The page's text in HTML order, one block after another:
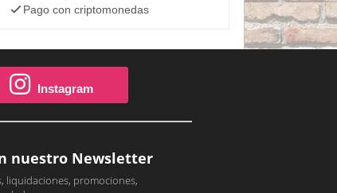
Pago con criptomonedas
Instagram
nuestro Newsletter
liquidaciones, promociones,